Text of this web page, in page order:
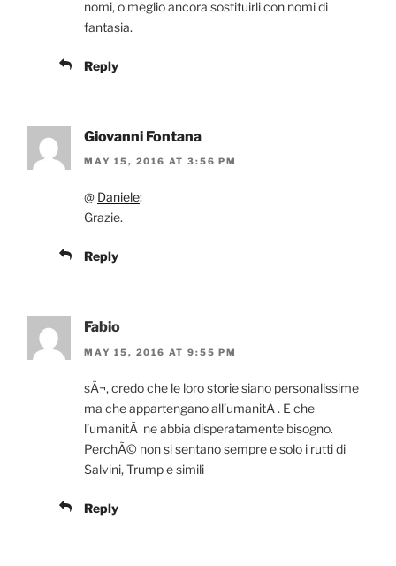
nomi, o meglio ancora sostituirli con nomi di
fantasia.
Reply
Giovanni Fontana
MAY 15, 2016 AT 3:56 PM
@ Daniele:
Grazie.
Reply
Fabio
MAY 15, 2016 AT 9:55 PM
sÃ¬, credo che le loro storie siano personalissime
ma che appartengano all’umanitÃ . E che
l’umanitÃ ne abbia disperatamente bisogno.
PerchÃ© non si sentano sempre e solo i rutti di
Salvini, Trump e simili
Reply